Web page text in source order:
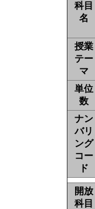
科目
名
授業
テー
マ
単位
数
ナン
バリ
ング
コー
ド
開放
科目